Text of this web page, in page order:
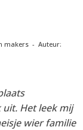
makers - Auteur:
Het leek mij
wier familie